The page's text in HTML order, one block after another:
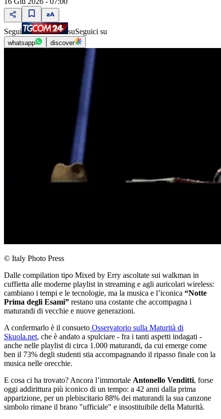
Segui suSeguici su
whatsapp discover
© Italy Photo Press
Dalle compilation tipo Mixed by Erry ascoltate sui walkman in
cuffietta alle moderne playlist in streaming e agli auricolari wireless:
cambiano i tempi e le tecnologie, ma la musica e l’iconica “Notte
Prima degli Esami” restano una costante che accompagna i
maturandi di vecchie e nuove generazioni.
A confermarlo è il consueto Osservatorio sulla Maturità di
Skuola.net, che è andato a spulciare - fra i tanti aspetti indagati -
anche nelle playlist di circa 1.000 maturandi, da cui emerge come
ben il 73% degli studenti stia accompagnando il ripasso finale con la
musica nelle orecchie.
E cosa ci ha trovato? Ancora l’immortale Antonello Venditti, forse
oggi addirittura più iconico di un tempo: a 42 anni dalla prima
apparizione, per un plebiscitario 88% dei maturandi la sua canzone
simbolo rimane il brano "ufficiale" e insostituibile della Maturità.